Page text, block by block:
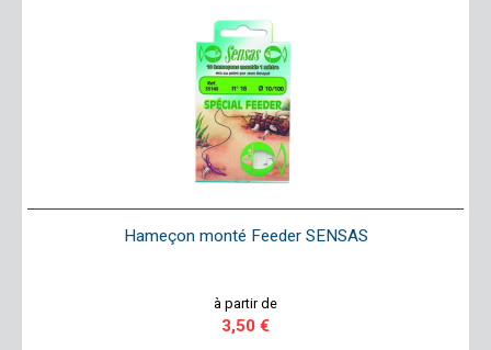
Hameçon monté Feeder SENSAS
à partir de
3,50 €